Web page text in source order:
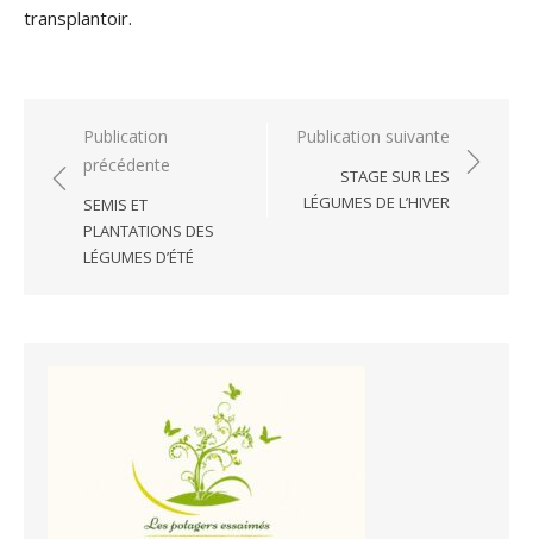
transplantoir.
Navigation
de
l’article
Publication
précédente
SEMIS ET
PLANTATIONS DES
LÉGUMES D’ÉTÉ
Publication suivante
STAGE SUR LES
LÉGUMES DE L’HIVER